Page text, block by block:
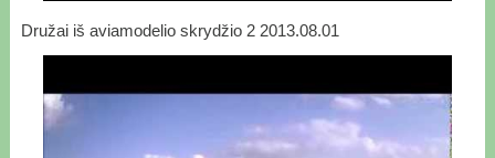
Družai iš aviamodelio skrydžio 2 2013.08.01